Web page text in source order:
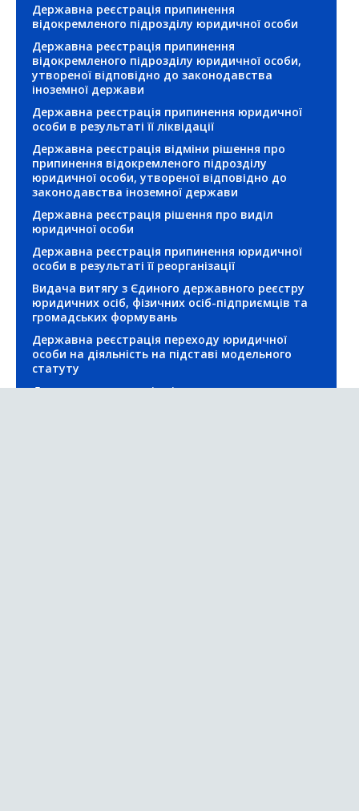
Державна реєстрація припинення
відокремленого підрозділу юридичної особи
Державна реєстрація припинення
відокремленого підрозділу юридичної особи,
утвореної відповідно до законодавства
іноземної держави
Державна реєстрація припинення юридичної
особи в результаті її ліквідації
Державна реєстрація відміни рішення про
припинення відокремленого підрозділу
юридичної особи, утвореної відповідно до
законодавства іноземної держави
Державна реєстрація рішення про виділ
юридичної особи
Державна реєстрація припинення юридичної
особи в результаті її реорганізації
Видача витягу з Єдиного державного реєстру
юридичних осіб, фізичних осіб-підприємців та
громадських формувань
Державна реєстрація переходу юридичної
особи на діяльність на підставі модельного
статуту
Державна реєстрація рішення про припинення